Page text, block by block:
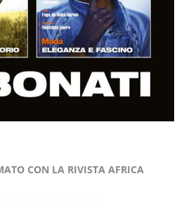
CON LA RIVISTA AFRICA